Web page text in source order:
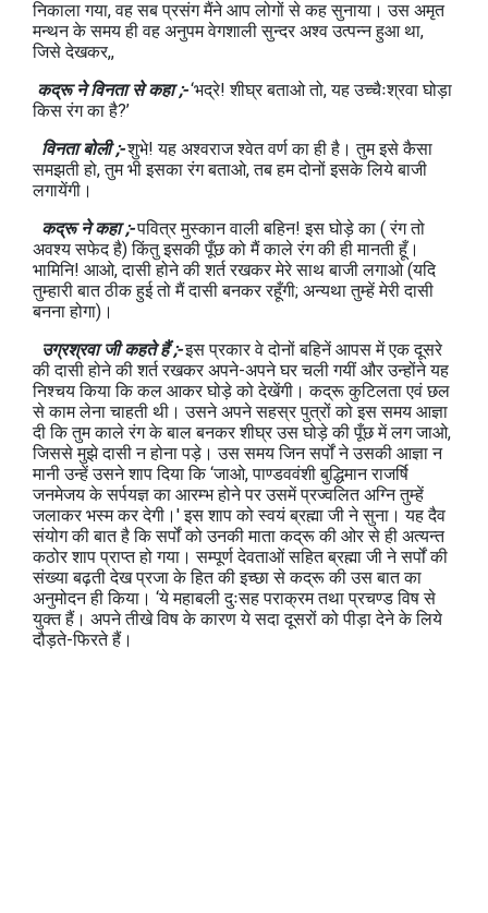
निकाला गया, वह सब प्रसंग मैंने आप लोगों से कह सुनाया। उस अमृत
मन्थन के समय ही वह अनुपम वेगशाली सुन्दर अश्व उत्पन्न हुआ था,
जिसे देखकर,,
कद्रू ने विनता से कहा ;-‘भद्रे! शीघ्र बताओ तो, यह उच्चैःश्रवा घोड़ा
किस रंग का है?’
विनता बोली ;-शुभे! यह अश्वराज श्वेत वर्ण का ही है। तुम इसे कैसा
समझती हो, तुम भी इसका रंग बताओ, तब हम दोनों इसके लिये बाजी
लगायेंगी।
कद्रू ने कहा ;-पवित्र मुस्कान वाली बहिन! इस घोड़े का ( रंग तो
अवश्य सफेद है) किंतु इसकी पूँछ को मैं काले रंग की ही मानती हूँ।
भामिनि! आओ, दासी होने की शर्त रखकर मेरे साथ बाजी लगाओ (यदि
तुम्हारी बात ठीक हुई तो मैं दासी बनकर रहूँगी; अन्यथा तुम्हें मेरी दासी
बनना होगा)।
उग्रश्रवा जी कहते हैं ;-इस प्रकार वे दोनों बहिनें आपस में एक दूसरे
की दासी होने की शर्त रखकर अपने-अपने घर चली गयीं और उन्होंने यह
निश्चय किया कि कल आकर घोड़े को देखेंगी। कद्रू कुटिलता एवं छल
से काम लेना चाहती थी। उसने अपने सहस्र पुत्रों को इस समय आज्ञा
दी कि तुम काले रंग के बाल बनकर शीघ्र उस घोड़े की पूँछ में लग जाओ,
जिससे मुझे दासी न होना पड़े। उस समय जिन सर्पों ने उसकी आज्ञा न
मानी उन्हें उसने शाप दिया कि ‘जाओ, पाण्डववंशी बुद्धिमान राजर्षि
जनमेजय के सर्पयज्ञ का आरम्भ होने पर उसमें प्रज्वलित अग्नि तुम्हें
जलाकर भस्म कर देगी।' इस शाप को स्वयं ब्रह्मा जी ने सुना। यह दैव
संयोग की बात है कि सर्पों को उनकी माता कद्रू की ओर से ही अत्यन्त
कठोर शाप प्राप्त हो गया। सम्पूर्ण देवताओं सहित ब्रह्मा जी ने सर्पों की
संख्या बढ़ती देख प्रजा के हित की इच्छा से कद्रू की उस बात का
अनुमोदन ही किया। ‘ये महाबली दुःसह पराक्रम तथा प्रचण्ड विष से
युक्त हैं। अपने तीखे विष के कारण ये सदा दूसरों को पीड़ा देने के लिये
दौड़ते-फिरते हैं।